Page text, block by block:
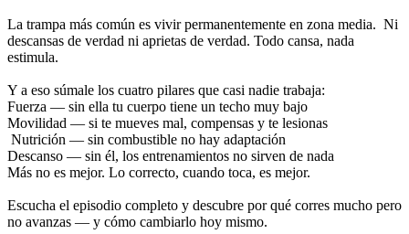
La trampa más común es vivir permanentemente en zona media. ‍ Ni
descansas de verdad ni aprietas de verdad. Todo cansa, nada
estimula.
Y a eso súmale los cuatro pilares que casi nadie trabaja:
Fuerza — sin ella tu cuerpo tiene un techo muy bajo
Movilidad — si te mueves mal, compensas y te lesionas
️ Nutrición — sin combustible no hay adaptación
Descanso — sin él, los entrenamientos no sirven de nada
Más no es mejor. Lo correcto, cuando toca, es mejor.
Escucha el episodio completo y descubre por qué corres mucho pero
no avanzas — y cómo cambiarlo hoy mismo.